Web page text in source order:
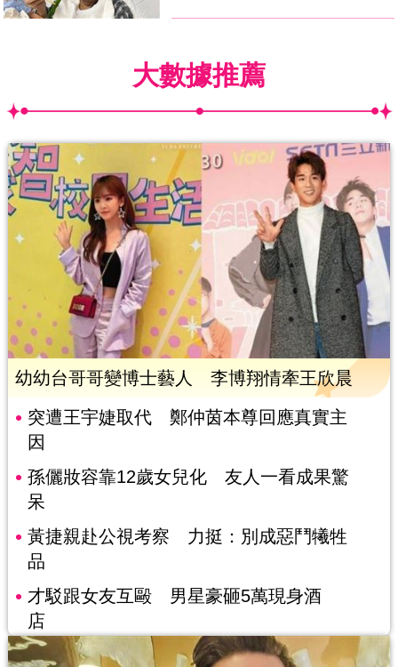
大數據推薦
幼幼台哥哥變博士藝人 李博翔情牽王欣晨
突遭王宇婕取代 鄭仲茵本尊回應真實主
因
孫儷妝容靠12歲女兒化 友人一看成果驚
呆
黃捷親赴公視考察 力挺：別成惡鬥犧牲
品
才駁跟女友互毆 男星豪砸5萬現身酒
店